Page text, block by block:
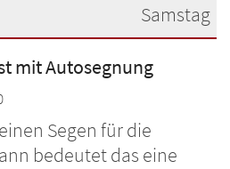
Samstag
2020
mit Autosegnung
Segen für die
bedeutet das eine